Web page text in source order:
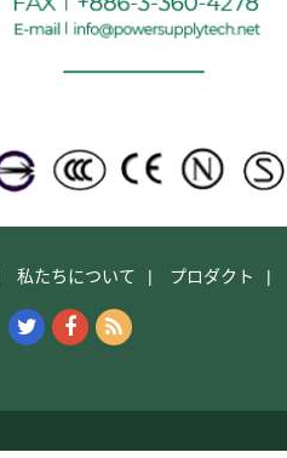
私たちについて | プロダクト |